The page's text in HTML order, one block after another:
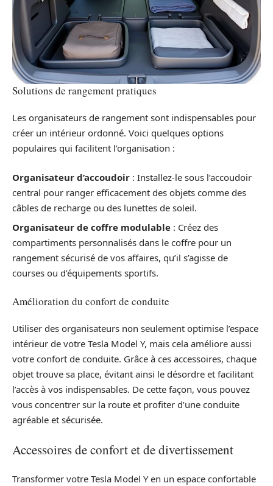
Solutions de rangement pratiques
Les organisateurs de rangement sont indispensables pour
créer un intérieur ordonné. Voici quelques options
populaires qui facilitent l’organisation :
Organisateur d’accoudoir : Installez-le sous l’accoudoir
central pour ranger efficacement des objets comme des
câbles de recharge ou des lunettes de soleil.
Organisateur de coffre modulable : Créez des
compartiments personnalisés dans le coffre pour un
rangement sécurisé de vos affaires, qu’il s’agisse de
courses ou d’équipements sportifs.
Amélioration du confort de conduite
Utiliser des organisateurs non seulement optimise l’espace
intérieur de votre Tesla Model Y, mais cela améliore aussi
votre confort de conduite. Grâce à ces accessoires, chaque
objet trouve sa place, évitant ainsi le désordre et facilitant
l’accès à vos indispensables. De cette façon, vous pouvez
vous concentrer sur la route et profiter d’une conduite
agréable et sécurisée.
Accessoires de confort et de divertissement
Transformer votre Tesla Model Y en un espace confortable